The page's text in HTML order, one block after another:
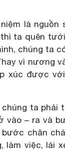
là nguồn
ta quên
chúng ta
vì nương
xúc được
ta phải
vào – ra và
chân
làm việc, lái